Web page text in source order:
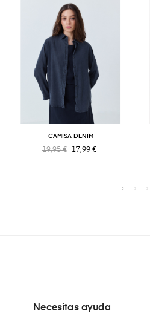
CAMISA DENIM
19,95 € 17,99 €
Necesitas ayuda